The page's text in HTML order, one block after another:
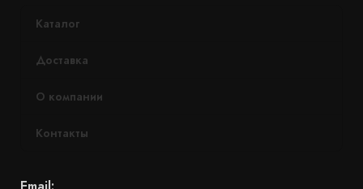
Каталог
Доставка
О компании
Контакты